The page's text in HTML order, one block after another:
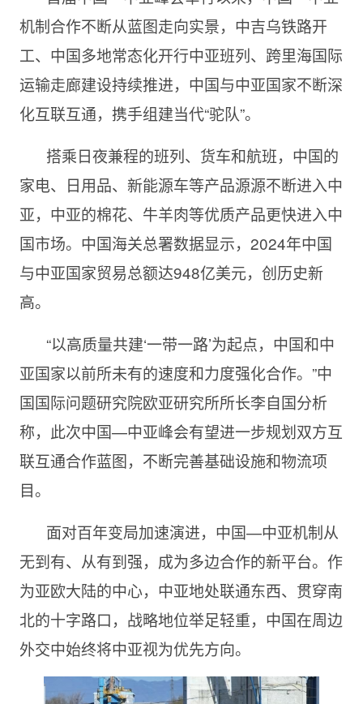
机制合作不断从蓝图走向实景，中吉乌铁路开
工、中国多地常态化开行中亚班列、跨里海国际
运输走廊建设持续推进，中国与中亚国家不断深
化互联互通，携手组建当代“驼队”。
搭乘日夜兼程的班列、货车和航班，中国的
家电、日用品、新能源车等产品源源不断进入中
亚，中亚的棉花、牛羊肉等优质产品更快进入中
国市场。中国海关总署数据显示，2024年中国
与中亚国家贸易总额达948亿美元，创历史新
高。
“以高质量共建‘一带一路’为起点，中国和中
亚国家以前所未有的速度和力度强化合作。”中
国国际问题研究院欧亚研究所所长李自国分析
称，此次中国—中亚峰会有望进一步规划双方互
联互通合作蓝图，不断完善基础设施和物流项
目。
面对百年变局加速演进，中国—中亚机制从
无到有、从有到强，成为多边合作的新平台。作
为亚欧大陆的中心，中亚地处联通东西、贯穿南
北的十字路口，战略地位举足轻重，中国在周边
外交中始终将中亚视为优先方向。